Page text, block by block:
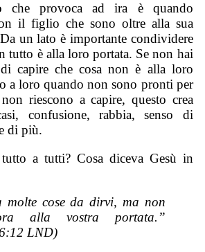
che provoca ad ira è quando
il figlio che sono oltre alla sua
un lato è importante condividere
tutto è alla loro portata. Se non hai
capire che cosa non è alla loro
a loro quando non sono pronti per
riescono a capire, questo crea
confusione, rabbia, senso di
di più.
tutto a tutti? Cosa diceva Gesù in
molte cose da dirvi, ma non
alla vostra portata.”
LND)